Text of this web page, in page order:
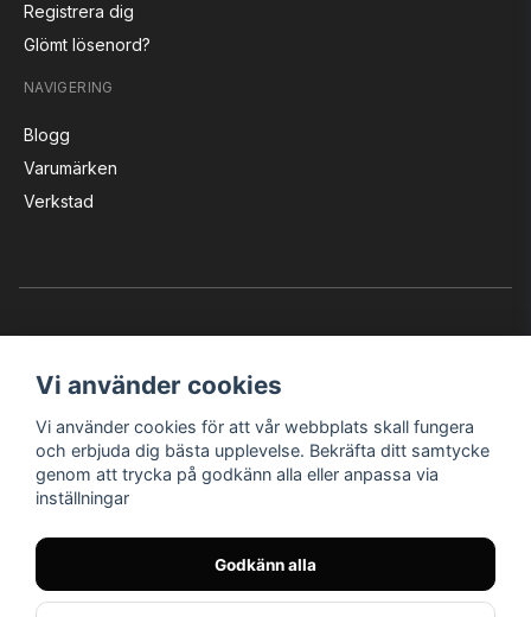
Registrera dig
Glömt lösenord?
NAVIGERING
Blogg
Varumärken
Verkstad
© Nilssons MC - Allt för dig & din MC
Instagram Facebook YouTube
Vi använder cookies
Vi använder cookies för att vår webbplats skall fungera
och erbjuda dig bästa upplevelse. Bekräfta ditt samtycke
genom att trycka på godkänn alla eller anpassa via
inställningar
Godkänn alla